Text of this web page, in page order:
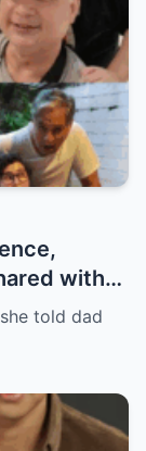
with
Passing
to
told dad